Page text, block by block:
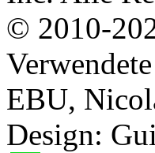
© 2010-
EBU,
Design: